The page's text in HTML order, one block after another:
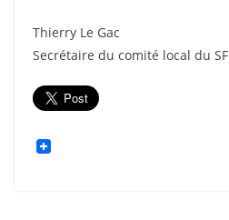
Thierry Le Gac
Secrétaire du comité local du SF